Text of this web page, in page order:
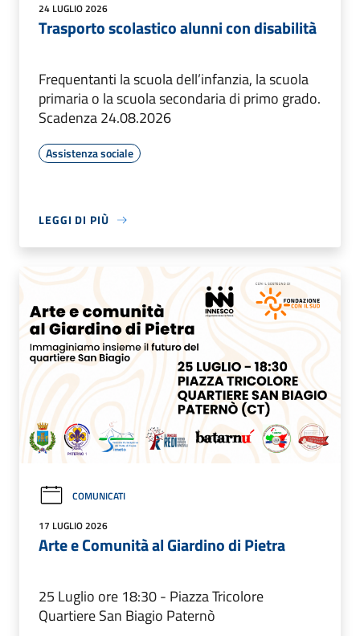
24 LUGLIO 2026
Trasporto scolastico alunni con disabilità
Frequentanti la scuola dell’infanzia, la scuola
primaria o la scuola secondaria di primo grado.
Scadenza 24.08.2026
Assistenza sociale
LEGGI DI PIÙ
COMUNICATI
17 LUGLIO 2026
Arte e Comunità al Giardino di Pietra
25 Luglio ore 18:30 - Piazza Tricolore
Quartiere San Biagio Paternò